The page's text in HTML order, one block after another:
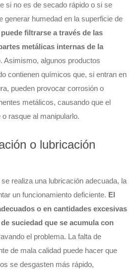
si no es de secado rápido o si se
generar humedad en la superficie de
filtrarse a través de las
metálicas internas de la
. Asimismo, algunos productos
contienen químicos que, si entran en
pueden provocar corrosión o
metálicos, causando que el
rasque al manipularlo.
o lubricación
realiza una lubricación adecuada, la
un funcionamiento deficiente. El
o en cantidades excesivas
suciedad que se acumula con
el problema. La falta de
de mala calidad puede hacer que
se desgasten más rápido,